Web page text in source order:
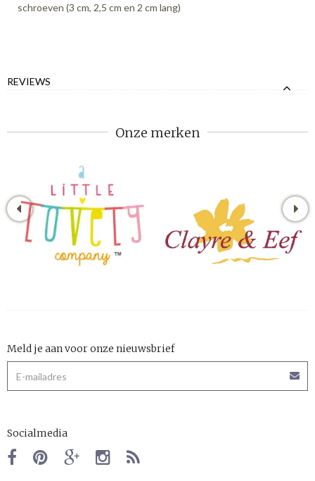
schroeven (3 cm, 2,5 cm en 2 cm lang)
REVIEWS
Onze merken
Meld je aan voor onze nieuwsbrief
Socialmedia